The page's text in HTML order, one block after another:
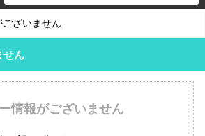
ざいません
せん
情報がございません